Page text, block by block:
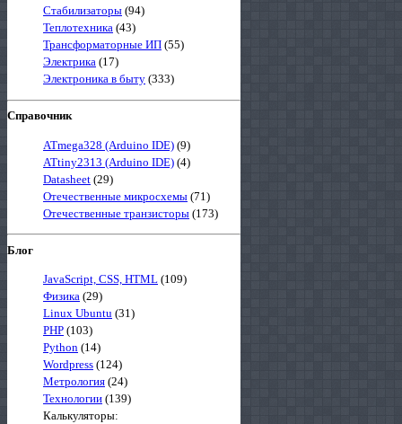
Стабилизаторы (94)
Теплотехника (43)
Трансформаторные ИП (55)
Электрика (17)
Электроника в быту (333)
Справочник
ATmega328 (Arduino IDE) (9)
ATtiny2313 (Arduino IDE) (4)
Datasheet (29)
Отечественные микросхемы (71)
Отечественные транзисторы (173)
Блог
JavaScript, CSS, HTML (109)
Физика (29)
Linux Ubuntu (31)
PHP (103)
Python (14)
Wordpress (124)
Метрология (24)
Технологии (139)
Калькуляторы: